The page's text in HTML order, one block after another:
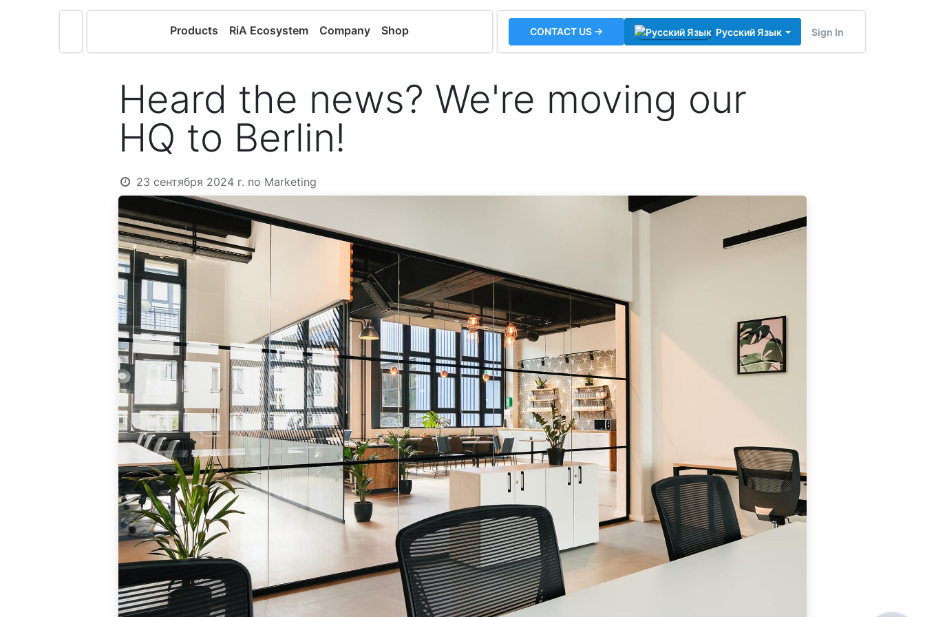
Products RiA Ecosystem Company Shop CONTACT US → Русский Язык Sign In
Heard the news? We're moving our
HQ to Berlin!
23 сентября 2024 г. по Marketing
Descoperă RiA Ecosystem
Platformă integrată pentru managementul
flotei de roboți
Monitorizare în timp real și analiză date
Conectează roboți, software și servicii într-
o singură soluție
Scalabil de la 1 robot la zeci de unități
Află mai mult Discută cu RiA